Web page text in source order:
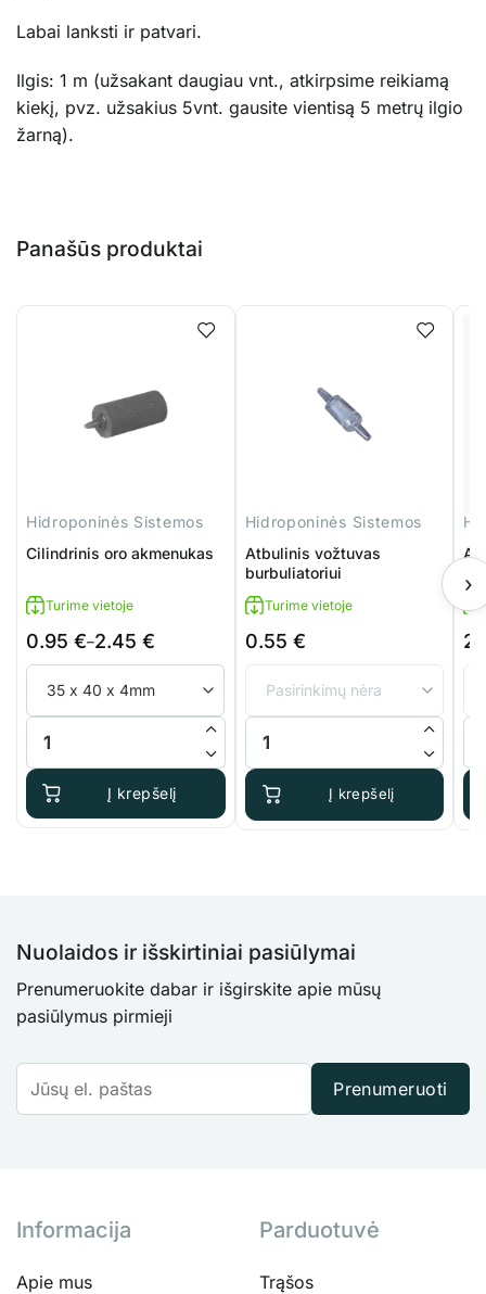
Labai lanksti ir patvari.
Ilgis: 1 m (užsakant daugiau vnt., atkirpsime reikiamą
kiekį, pvz. užsakius 5vnt. gausite vientisą 5 metrų ilgio
žarną).
Panašūs produktai
Hidroponinės Sistemos
Cilindrinis oro akmenukas
Turime vietoje
0.95 €–2.45 €
Price
range:
0.95 €
through
2.45 €
produkto kiekis: Cilindrinis oro akmenukas
Į krepšelį
Hidroponinės Sistemos
Atbulinis vožtuvas
burbuliatoriui
Turime vietoje
0.55 €
produkto kiekis: Atbulinis
Į krepšelį
›
Nuolaidos ir išskirtiniai pasiūlymai
Prenumeruokite dabar ir išgirskite apie mūsų
pasiūlymus pirmieji
Prenumeruoti
Informacija
Apie mus
Parduotuvė
Trąšos